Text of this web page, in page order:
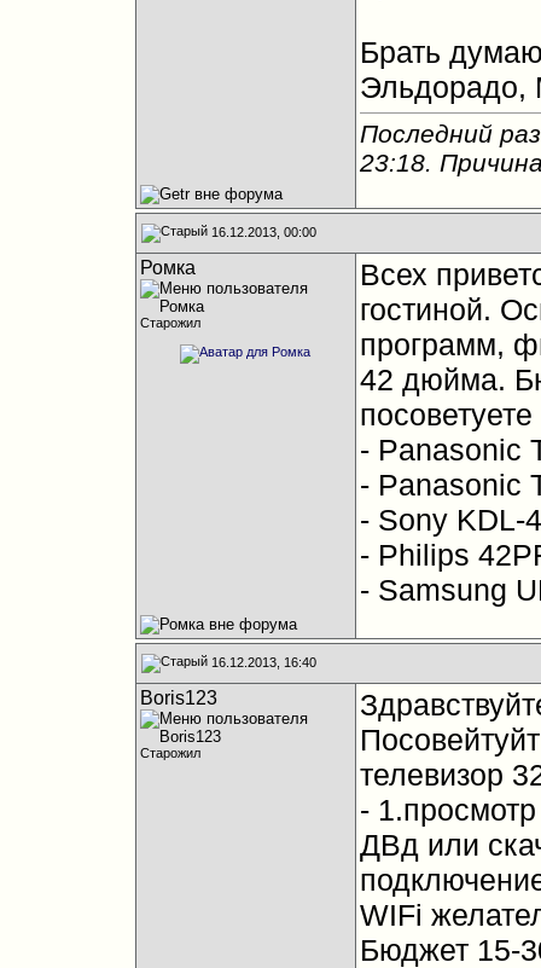
Брать
Эльдорадо,
Последний
23:18.
16.12.2013, 00:00
Ромка
Старожил
Всех
гостиной.
программ,
42 дюйма.
посоветуете
- Panasonic
- Panasonic
- Sony KDL-
- Philips
- Samsung
16.12.2013, 16:40
Boris123
Старожил
телевизор
-
ДВд или
WIFi
Бюджет 15-